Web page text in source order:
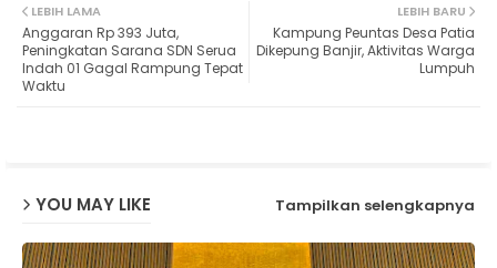
ats
LEBIH BARU
Kampung Peuntas Desa Patia
Dikepung Banjir, Aktivitas Warga
Lumpuh
LEBIH LAMA
Anggaran Rp 393 Juta,
Peningkatan Sarana SDN Serua
Indah 01 Gagal Rampung Tepat
Waktu
YOU MAY LIKE Tampilkan selengkapnya